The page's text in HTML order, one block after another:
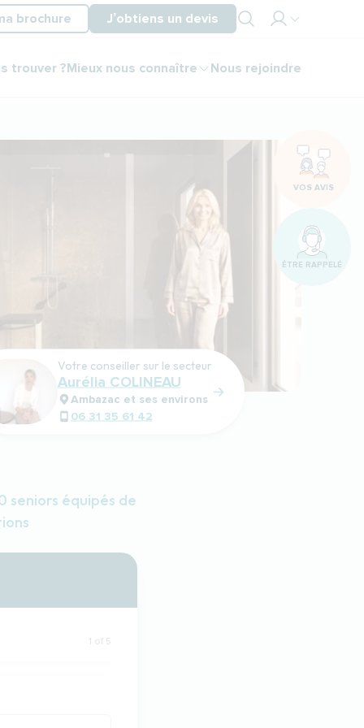
brochure
J’obtiens un devis
espace
trouver ?Mieux nous connaître Nous rejoindre
Votre conseiller sur le secteur
Aurélia COLINEAU
Ambazac et ses environs
06 31 35 61 42
seniors équipés de
1 of 5
VOS AVIS
ÊTRE RAPPELÉ